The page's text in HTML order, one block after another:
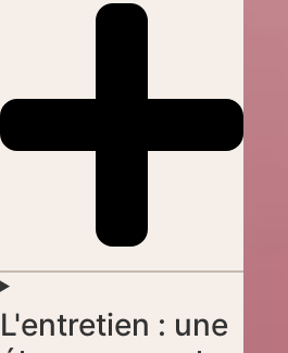
L'entretien : une